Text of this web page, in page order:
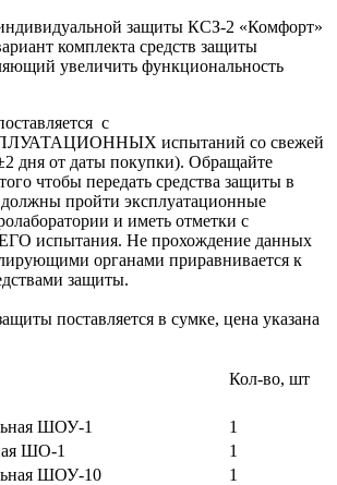
защиты КСЗ-2 «Комфорт»
комплекта средств защиты
увеличить функциональность
с
испытаний со свежей
дня от даты покупки). Обращайте
чтобы передать средства защиты в
пройти эксплуатационные
и иметь отметки с
испытания. Не прохождение данных
органами приравнивается к
защиты.
поставляется в сумке, цена указана
Кол-во, шт
ШОУ-1
1
ШО-1
1
ШОУ-10
1